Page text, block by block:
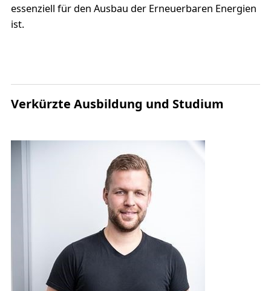
essenziell für den Ausbau der Erneuerbaren Energien
ist.
Verkürzte Ausbildung und Studium